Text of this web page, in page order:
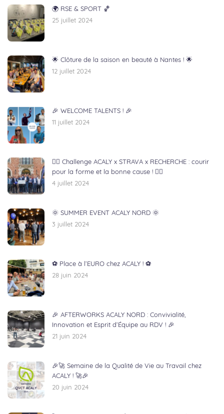
🌍 RSE & SPORT 🏀
25 juillet 2024
🌟 Clôture de la saison en beauté à Nantes ! 🌟
12 juillet 2024
🎉 WELCOME TALENTS ! 🎉
11 juillet 2024
🏃‍♂️ Challenge ACALY x STRAVA x RECHERCHE : courir
pour la forme et la bonne cause ! 🏃‍♀️
4 juillet 2024
🌞 SUMMER EVENT ACALY NORD 🌞
3 juillet 2024
⚽ Place à l’EURO chez ACALY ! ⚽
28 juin 2024
🎉 AFTERWORKS ACALY NORD : Convivialité,
Innovation et Esprit d’Équipe au RDV ! 🎉
21 juin 2024
🎉🚀 Semaine de la Qualité de Vie au Travail chez
ACALY ! 🚀🎉
20 juin 2024